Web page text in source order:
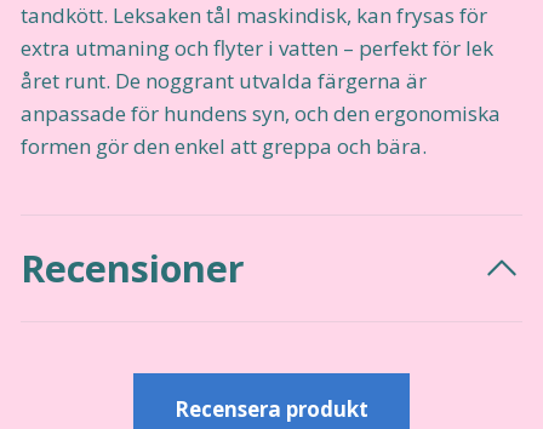
tandkött. Leksaken tål maskindisk, kan frysas för
extra utmaning och flyter i vatten – perfekt för lek
året runt. De noggrant utvalda färgerna är
anpassade för hundens syn, och den ergonomiska
formen gör den enkel att greppa och bära.
Recensioner
Recensera produkt